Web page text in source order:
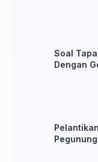
Soal
Dengan